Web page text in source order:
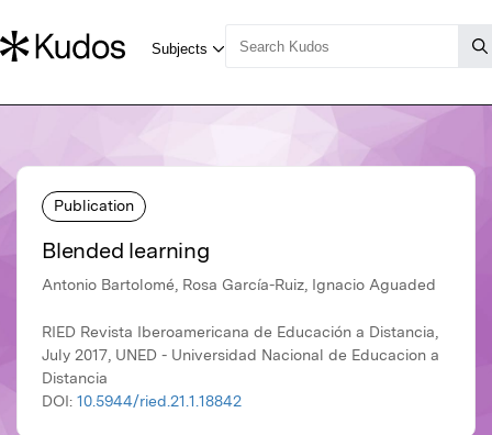
Publication
Blended learning
Antonio Bartolomé, Rosa García-Ruiz, Ignacio Aguaded
RIED Revista Iberoamericana de Educación a Distancia,
July 2017, UNED - Universidad Nacional de Educacion a
Distancia
DOI: 10.5944/ried.21.1.18842